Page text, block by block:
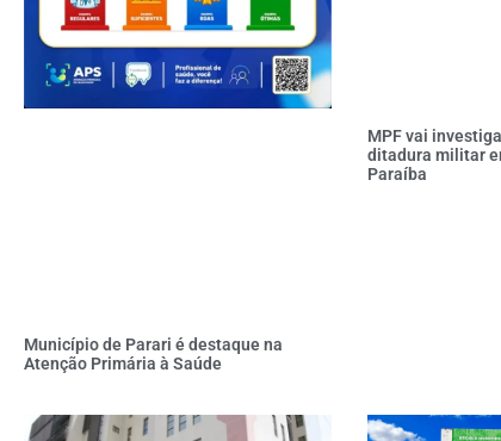
Município de Parari é destaque na
Atenção Primária à Saúde
MPF vai
ditadura militar
Paraíba